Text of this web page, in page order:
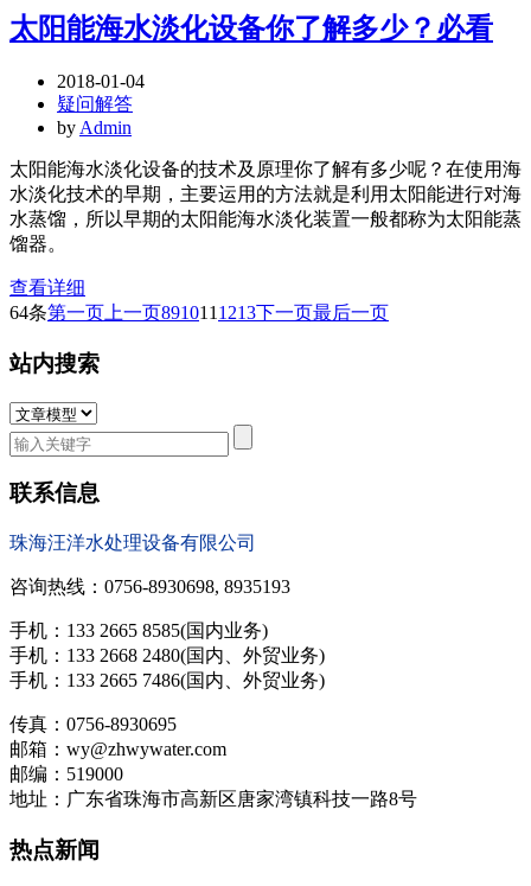
太阳能海水淡化设备你了解多少？必看
2018-01-04
疑问解答
by Admin
太阳能海水淡化设备的技术及原理你了解有多少呢？在使用海
水淡化技术的早期，主要运用的方法就是利用太阳能进行对海
水蒸馏，所以早期的太阳能海水淡化装置一般都称为太阳能蒸
馏器。
查看详细
64条第一页 上一页891011 1213下一页最后一页
站内搜索
联系信息
珠海汪洋水处理设备有限公司
咨询热线：0756-8930698, 8935193
手机：133 2665 8585(国内业务)
手机：133 2668 2480(国内、外贸业务)
手机：133 2665 7486(国内、外贸业务)
传真：0756-8930695
邮箱：wy@zhwywater.com
邮编：519000
地址：广东省珠海市高新区唐家湾镇科技一路8号
热点新闻